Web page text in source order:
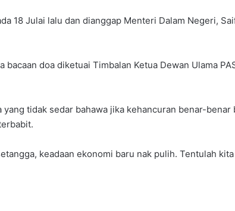
18 Julai lalu dan dianggap Menteri Dalam Negeri,
bacaan doa diketuai Timbalan Ketua Dewan Ulama
tidak sedar bahawa jika kehancuran benar-
keadaan ekonomi baru nak pulih. Tentulah